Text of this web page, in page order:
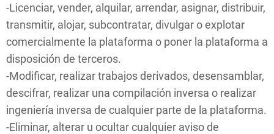
-Licenciar, vender, alquilar, arrendar, asignar, distribuir,
transmitir, alojar, subcontratar, divulgar o explotar
comercialmente la plataforma o poner la plataforma a
disposición de terceros.
-Modificar, realizar trabajos derivados, desensamblar,
descifrar, realizar una compilación inversa o realizar
ingeniería inversa de cualquier parte de la plataforma.
-Eliminar, alterar u ocultar cualquier aviso de